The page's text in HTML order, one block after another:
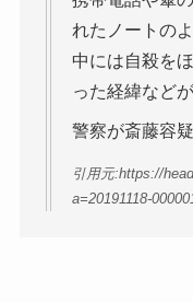
れたノートの
中には自殺を
った経緯など
警察が斎藤容
引用元:https://
a=20191118-